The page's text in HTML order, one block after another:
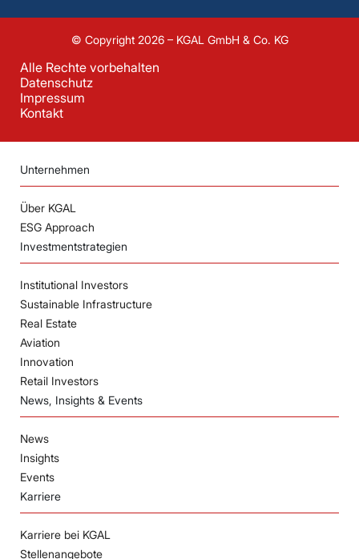
© Copyright 2026 – KGAL GmbH & Co. KG
Alle Rechte vorbehalten
Datenschutz
Impressum
Kontakt
Unternehmen
Über KGAL
ESG Approach
Investmentstrategien
Institutional Investors
Sustainable Infrastructure
Real Estate
Aviation
Innovation
Retail Investors
News, Insights & Events
News
Insights
Events
Karriere
Karriere bei KGAL
Stellenangebote